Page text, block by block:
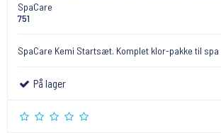
SpaCare
751
SpaCare Kemi Startsæt. Komplet klor-pakke til spa
På lager